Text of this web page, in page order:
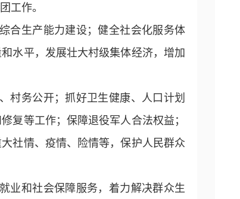
工作。
合生产能力建设；健全社会化服务体
水平，发展壮大村级集体经济，增加
村务公开；抓好卫生健康、人口计划
复等工作；保障退役军人合法权益；
社情、疫情、险情等，保护人民群众
业和社会保障服务，着力解决群众生